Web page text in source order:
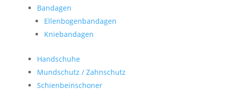
Bandagen
Ellenbogenbandagen
Kniebandagen
Handschuhe
Mundschutz / Zahnschutz
Schienbeinschoner